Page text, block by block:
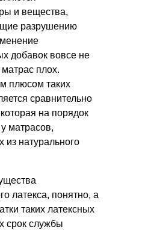
и вещества,
разрушению
добавок вовсе не
матрас плох.
плюсом таких
сравнительно
на порядок
матрасов,
натурального
латекса, понятно, а
таких латексных
срок службы